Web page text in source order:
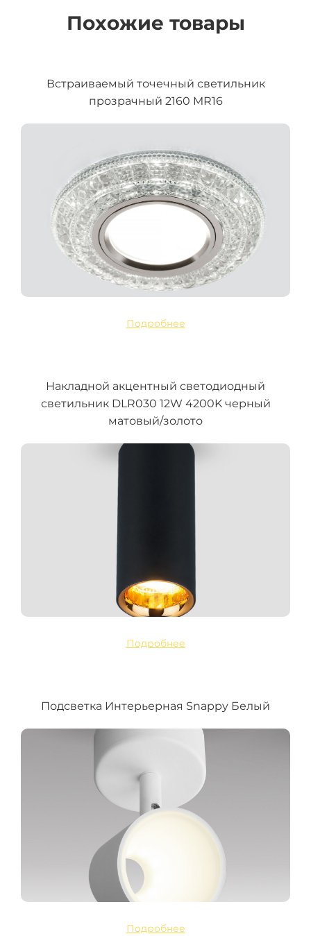
Похожие товары
Встраиваемый точечный светильник
прозрачный 2160 MR16
Подробнее
Накладной акцентный светодиодный
светильник DLR030 12W 4200K черный
матовый/золото
Подробнее
Подсветка Интерьерная Snappy Белый
Подробнее